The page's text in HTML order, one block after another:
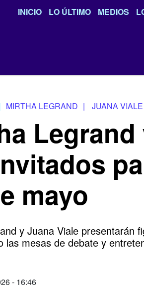
INICIO LO ÚLTIMO MEDIOS
MIRTHA LEGRAND | JUANA VIALE
mayo
y Juana Viale presentarán
las mesas de debate y
- 16:46